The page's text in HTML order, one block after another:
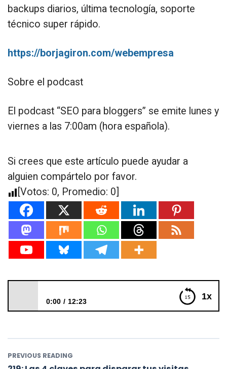
backups diarios, última tecnología, soporte
técnico super rápido.
https://borjagiron.com/webempresa
Sobre el podcast
El podcast “SEO para bloggers” se emite lunes y
viernes a las 7:00am (hora española).
Si crees que este artículo puede ayudar a
alguien compártelo por favor.
[Votos: 0, Promedio: 0
1x
0:00 12:23
PREVIOUS READING